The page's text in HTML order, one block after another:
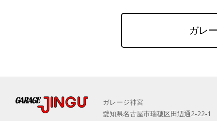
ガレ
ガレージ神宮
愛知県名古屋市瑞穂区田辺通2-22-1